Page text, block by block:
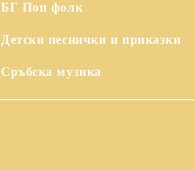
БГ Поп фолк
Детски песнички и приказки
Сръбска музика